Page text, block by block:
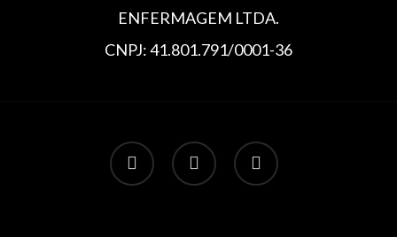
ENFERMAGEM LTDA.
CNPJ: 41.801.791/0001-36